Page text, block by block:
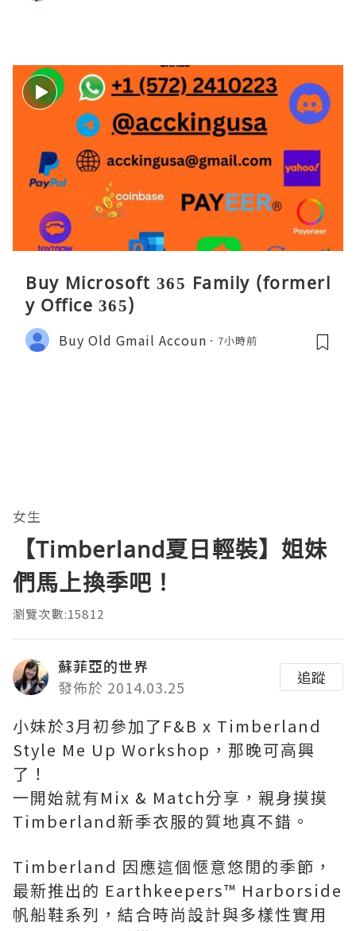
Buy Microsoft 365 Family (formerl
y Office 365)
Buy Old Gmail Accoun 7小時前
女生
【Timberland夏日輕裝】姐妹
們馬上換季吧！
瀏覽次數:15812
蘇菲亞的世界
發佈於 2014.03.25
追蹤
小妹於3月初參加了F&B x Timberland
Style Me Up Workshop，那晚可高興
了！
一開始就有Mix & Match分享，親身摸摸
Timberland新季衣服的質地真不錯。
Timberland 因應這個愜意悠閒的季節，
最新推出的 Earthkeepers™ Harborside
帆船鞋系列，結合時尚設計與多樣性實用